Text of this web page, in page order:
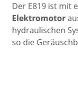
Der E819 ist mit
Elektromotor
hydraulischen
so die